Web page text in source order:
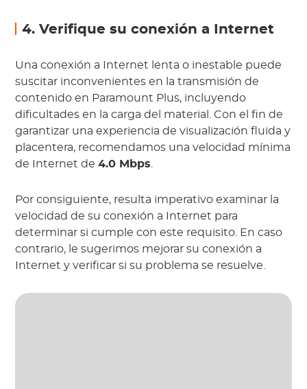
4. Verifique su conexión a Internet
Una conexión a Internet lenta o inestable puede
suscitar inconvenientes en la transmisión de
contenido en Paramount Plus, incluyendo
dificultades en la carga del material. Con el fin de
garantizar una experiencia de visualización fluida y
placentera, recomendamos una velocidad mínima
de Internet de4.0 Mbps
Por consiguiente, resulta imperativo examinar la
velocidad de su conexión a Internet para
determinar si cumple con este requisito. En caso
contrario, le sugerimos mejorar su conexión a
Internet y verificar si su problema se resuelve.